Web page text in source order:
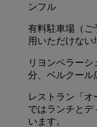
ンフル
有料駐車場（ご
用いただけない
リヨンペラー
分、ベルクール
レストラン「オ
ではランチとデ
います。